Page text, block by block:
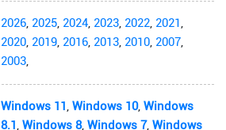
2026, 2025, 2024, 2023, 2022, 2021,
2020, 2019, 2016, 2013, 2010, 2007,
2003,
Windows 11,Windows 10,Windows
8.1,Windows 8,Windows 7,Windows